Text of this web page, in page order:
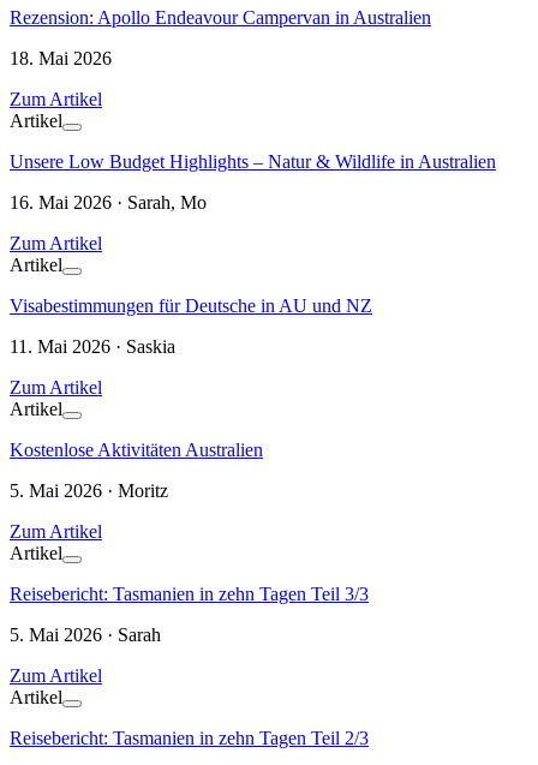
Rezension: Apollo Endeavour Campervan in Australien
18. Mai 2026
Zum Artikel
Artikel
Unsere Low Budget Highlights – Natur & Wildlife in Australien
16. Mai 2026 · Sarah, Mo
Zum Artikel
Artikel
Visabestimmungen für Deutsche in AU und NZ
11. Mai 2026 · Saskia
Zum Artikel
Artikel
Kostenlose Aktivitäten Australien
5. Mai 2026 · Moritz
Zum Artikel
Artikel
Reisebericht: Tasmanien in zehn Tagen Teil 3/3
5. Mai 2026 · Sarah
Zum Artikel
Artikel
Reisebericht: Tasmanien in zehn Tagen Teil 2/3